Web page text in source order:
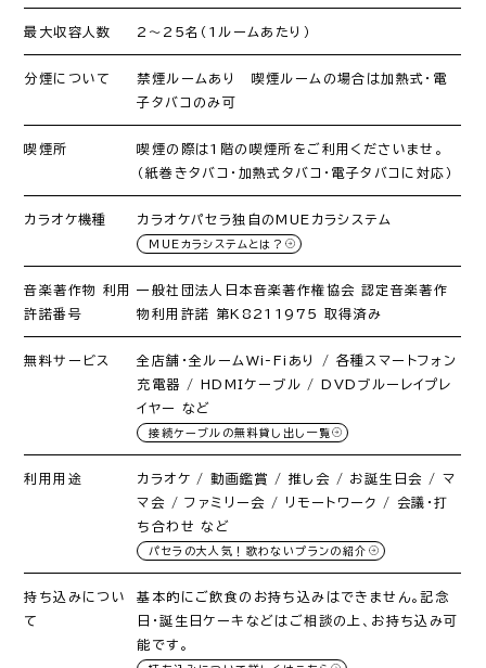
最大収容人数 2〜25名（1ルームあたり）
分煙について
禁煙ルームあり 喫煙ルームの場合は加熱式・電
子タバコのみ可
喫煙所
喫煙の際は1階の喫煙所をご利用くださいませ。
（紙巻きタバコ・加熱式タバコ・電子タバコに対応）
カラオケ機種 カラオケパセラ独自のMUEカラシステム
MUEカラシステムとは？
音楽著作物 利用
許諾番号
一般社団法人日本音楽著作権協会 認定音楽著作
物利用許諾 第K8211975 取得済み
無料サービス
全店舗・全ルームWi-Fiあり / 各種スマートフォン
充電器 / HDMIケーブル / DVDブルーレイプレ
イヤー など
接続ケーブルの無料貸し出し一覧
利用用途
カラオケ / 動画鑑賞 / 推し会 / お誕生日会 / マ
マ会 / ファミリー会 / リモートワーク / 会議・打
ち合わせ など
パセラの大人気！歌わないプランの紹介
持ち込みについ
て
基本的にご飲食のお持ち込みはできません。記念
日・誕生日ケーキなどはご相談の上、お持ち込み可
能です。